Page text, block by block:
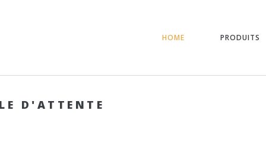
HOME PRODUITS
D'ATTENTE